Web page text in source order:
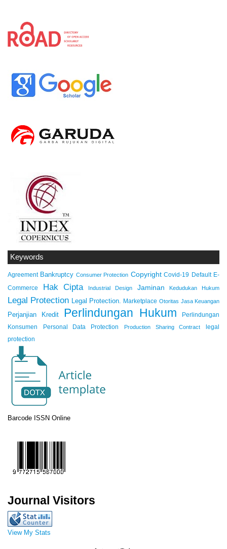
Barcode ISSN Online
Journal Visitors
View My Stats
Keywords
Agreement Bankruptcy Consumer Protection Copyright Covid-19 Default E-
Commerce
Hak Cipta Industrial Design Jaminan Kedudukan Hukum
Legal Protection Legal Protection. Marketplace Otoritas Jasa Keuangan
Perjanjian Kredit Perlindungan Hukum
Perlindungan
Konsumen
Personal Data Protection Production Sharing Contract
legal
protection